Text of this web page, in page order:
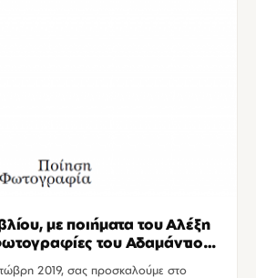
με ποιήματα του Αλέξη
του Αδαμάντιου
Πολύκεντρο Νεολαίας
2019, σας προσκαλούμε στο